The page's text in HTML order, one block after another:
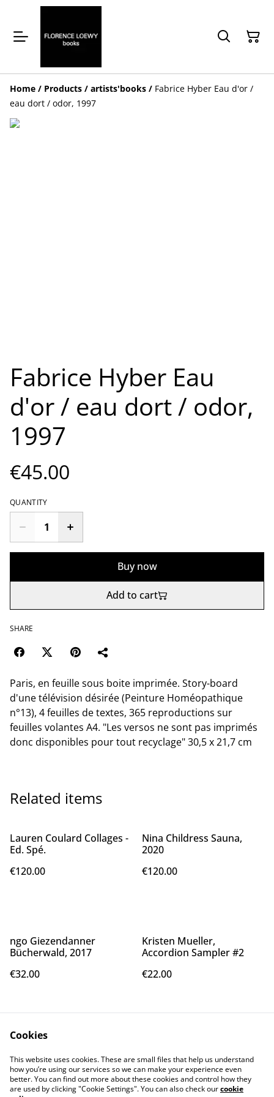
Home / Products / artists'books / Fabrice Hyber Eau d'or /
eau dort / odor, 1997
Fabrice Hyber Eau
d'or / eau dort / odor,
1997
€45.00
QUANTITY
Buy now
Add to cart
SHARE
Paris, en feuille sous boite imprimée. Story-board
d'une télévision désirée (Peinture Homéopathique
n°13), 4 feuilles de textes, 365 reproductions sur
feuilles volantes A4. "Les versos ne sont pas imprimés
donc disponibles pour tout recyclage" 30,5 x 21,7 cm
Related items
Lauren Coulard Collages -
Ed. Spé.
€120.00
Nina Childress Sauna,
2020
€120.00
ngo Giezendanner
Bücherwald, 2017
€32.00
Kristen Mueller,
Accordion Sampler #2
€22.00
Contact Us
Legal Terms
Cookies
This website uses cookies. These are small files that help us understand
how you’re using our services so we can make your experience even
better. You can find out more about these cookies and control how they
are used by clicking "Cookie Settings". You can also check ourcookie